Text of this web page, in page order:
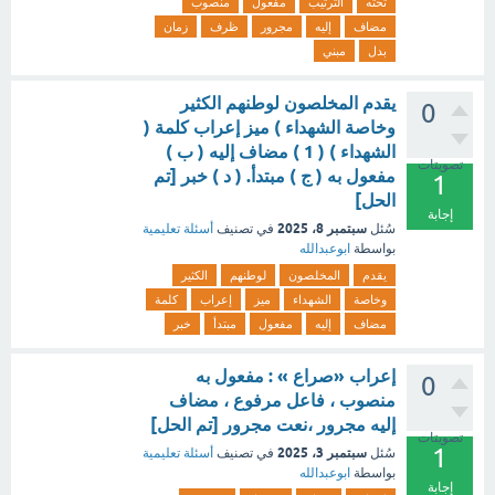
مضاف
إليه مجرور ظرف
زمان
بدل
مبني
0
تصويتات
1
إجابة
يقدم المخلصون لوطنهم الكثير
وخاصة الشهداء ) ميز إعراب كلمة (
الشهداء ) ( 1 ) مضاف إليه ( ب )
مفعول به ( ج ) مبتدأ. ( د ) خبر [تم
الحل]
سُئل سبتمبر 8، 2025 في تصنيف أسئلة تعليمية
بواسطة ابوعبدالله
يقدم المخلصون لوطنهم
الكثير
وخاصة
الشهداء ميز إعراب
كلمة
مضاف
إليه مفعول مبتدأ خبر
0
تصويتات
1
إجابة
إعراب «صراع » : مفعول به
منصوب ، فاعل مرفوع ، مضاف
إليه مجرور ،نعت مجرور [تم الحل]
سُئل سبتمبر 3، 2025 في تصنيف أسئلة تعليمية
بواسطة ابوعبدالله